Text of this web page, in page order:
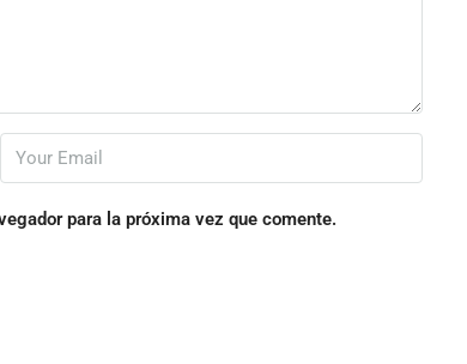
para la próxima vez que comente.